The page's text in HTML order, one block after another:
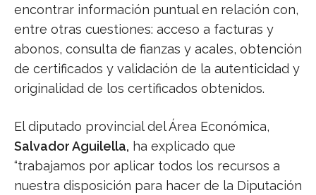
encontrar información puntual en relación con,
entre otras cuestiones: acceso a facturas y
abonos, consulta de fianzas y acales, obtención
de certificados y validación de la autenticidad y
originalidad de los certificados obtenidos.
El diputado provincial del Área Económica,
Salvador Aguilella, ha explicado que
“trabajamos por aplicar todos los recursos a
nuestra disposición para hacer de la Diputación